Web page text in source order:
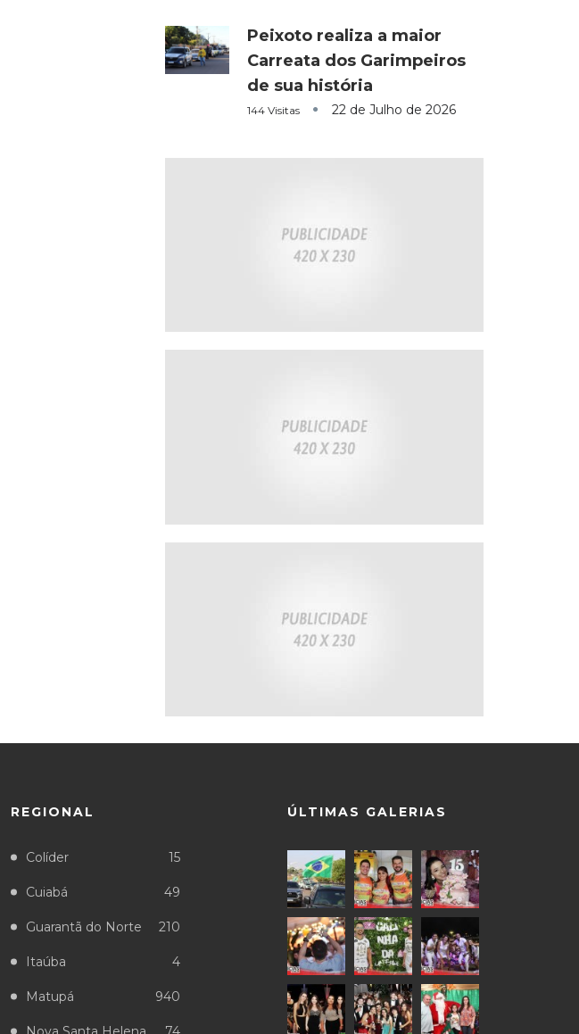
Peixoto realiza a maior
Carreata dos Garimpeiros
de sua história
144 Visitas 22 de Julho de 2026
REGIONAL
Colíder 15
Cuiabá 49
Guarantã do Norte 210
Itaúba 4
Matupá 940
ÚLTIMAS GALERIAS